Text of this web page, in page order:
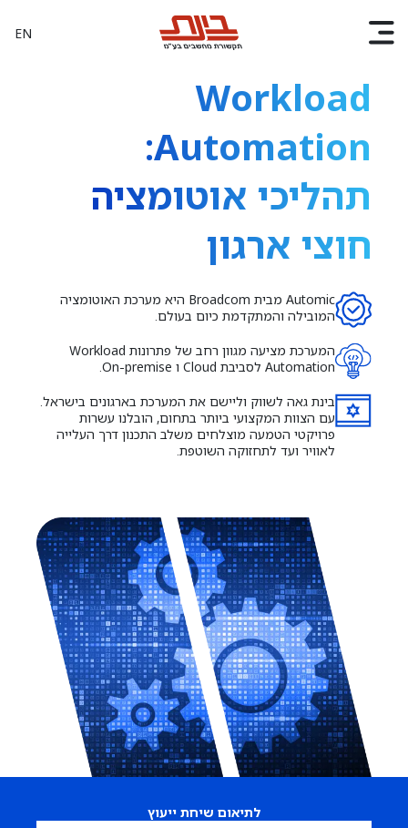
EN
Workload
Automation:
תהליכי אוטומציה
חוצי ארגון
Automic מבית Broadcom היא מערכת האוטומציה
המובילה והמתקדמת כיום בעולם.
המערכת מציעה מגוון רחב של פתרונות Workload
Automation לסביבת Cloud ו On-premise.
בינת גאה לשווק וליישם את המערכת בארגונים בישראל.
עם הצוות המקצועי ביותר בתחום, הובלנו עשרות
פרויקטי הטמעה מוצלחים משלב התכנון דרך העלייה
לאוויר ועד לתחזוקה השוטפת.
לתיאום שיחת ייעוץ